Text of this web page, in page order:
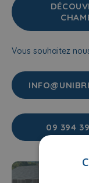
Vous souhaitez
09 394